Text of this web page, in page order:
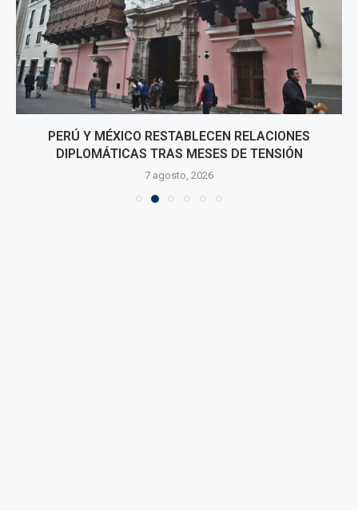
PERÚ Y MÉXICO RESTABLECEN RELACIONES
DIPLOMÁTICAS TRAS MESES DE TENSIÓN
7 agosto, 2026